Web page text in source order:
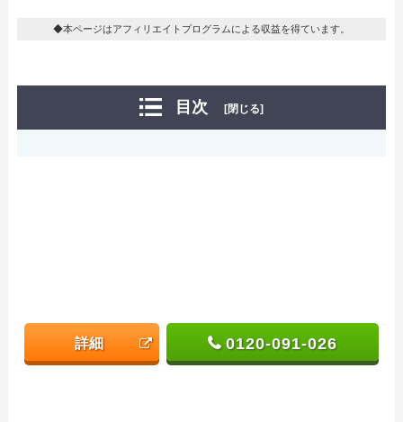
◆本ページはアフィリエイトプログラムによる収益を得ています。
目次 [閉じる]
詳細 0120-091-026